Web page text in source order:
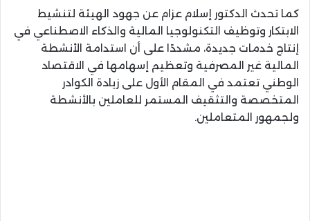
كما تحدث الدكتور إسلام عزام عن جهود الهيئة لتنشيط
الابتكار وتوظيف التكنولوجيا المالية والذكاء الاصطناعي في
إنتاج خدمات جديدة، مشددًا على أن استدامة الأنشطة
المالية غير المصرفية وتعظيم إسهامها في الاقتصاد
الوطني تعتمد في المقام الأول على زيادة الكوادر
المتخصصة والتثقيف المستمر للعاملين بالأنشطة
ولجمهور المتعاملين.